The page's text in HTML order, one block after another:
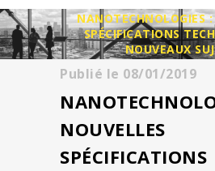
NANOTECHNOLOGIES :
SPÉCIFICATIONS
NOUVEAUX
Publié le 08/01/2019
NOUVELLES
SPÉCIFICATIONS